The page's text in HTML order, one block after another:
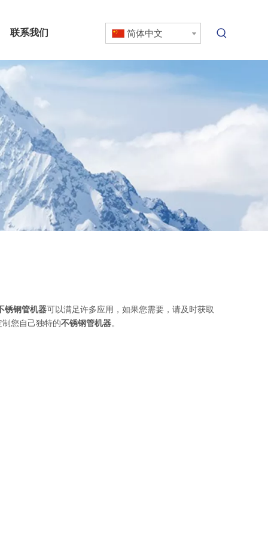
联系我们 简体中文
锈钢管机器可以满足许多应用，如果您需要，请及时获取
您自己独特的不锈钢管机器。